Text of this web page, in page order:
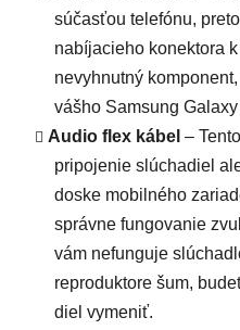
súčasťou telefónu,
nabíjacieho konektora
nevyhnutný
vášho Samsung Galaxy
Audio flex kábel –
pripojenie slúchadiel
doske mobilného
správne fungovanie
vám nefunguje
reproduktore šum,
diel vymeniť.